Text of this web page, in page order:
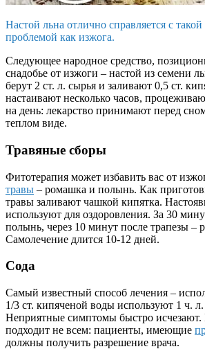
Настой льна отлично справляется с такой
проблемой как изжога.
Следующее народное средство,
снадобье от изжоги – настой из семени
берут 2 ст. л. сырья и заливают 0,5 ст.
настаивают несколько часов,
на день: лекарство принимают перед
теплом виде.
Травяные сборы
Фитотерапия может избавить вас от
травы – ромашка и полынь. Как
травы заливают чашкой кипятка.
используют для оздоровления. За 30
полынь, через 10 минут после трапезы –
Самолечение длится 10-12 дней.
Сода
Самый известный способ лечения –
1/3 ст. кипяченой воды используют 1 ч.
Неприятные симптомы быстро исчезают.
подходит не всем: пациенты, имеющие
должны получить разрешение врача.